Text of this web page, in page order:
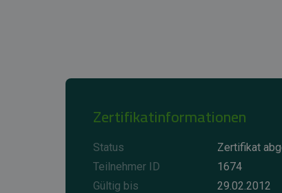
Zertifikatinformationen
Status
Zertifikat
Teilnehmer ID
1674
Gültig bis
29.02.2012